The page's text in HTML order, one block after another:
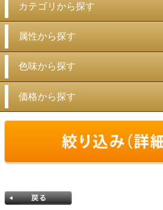
カテゴリから探す
属性から探す
色味から探す
価格から探す